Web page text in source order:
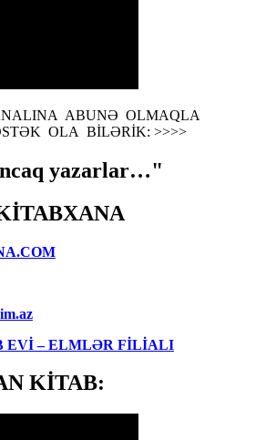
ABUNƏ OLMAQLA
OLA BİLƏRİK: >>>>
yazarlar…"
EVİ – ELMLƏR FİLİALI
KİTAB: